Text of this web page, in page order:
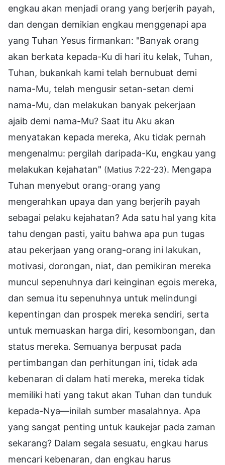
engkau akan menjadi orang yang berjerih payah,
dan dengan demikian engkau menggenapi apa
yang Tuhan Yesus firmankan: "Banyak orang
akan berkata kepada-Ku di hari itu kelak, Tuhan,
Tuhan, bukankah kami telah bernubuat demi
nama-Mu, telah mengusir setan-setan demi
nama-Mu, dan melakukan banyak pekerjaan
ajaib demi nama-Mu? Saat itu Aku akan
menyatakan kepada mereka, Aku tidak pernah
mengenalmu: pergilah daripada-Ku, engkau yang
melakukan kejahatan" (Matius 7:22-23). Mengapa
Tuhan menyebut orang-orang yang
mengerahkan upaya dan yang berjerih payah
sebagai pelaku kejahatan? Ada satu hal yang kita
tahu dengan pasti, yaitu bahwa apa pun tugas
atau pekerjaan yang orang-orang ini lakukan,
motivasi, dorongan, niat, dan pemikiran mereka
muncul sepenuhnya dari keinginan egois mereka,
dan semua itu sepenuhnya untuk melindungi
kepentingan dan prospek mereka sendiri, serta
untuk memuaskan harga diri, kesombongan, dan
status mereka. Semuanya berpusat pada
pertimbangan dan perhitungan ini, tidak ada
kebenaran di dalam hati mereka, mereka tidak
memiliki hati yang takut akan Tuhan dan tunduk
kepada-Nya—inilah sumber masalahnya. Apa
yang sangat penting untuk kaukejar pada zaman
sekarang? Dalam segala sesuatu, engkau harus
mencari kebenaran, dan engkau harus